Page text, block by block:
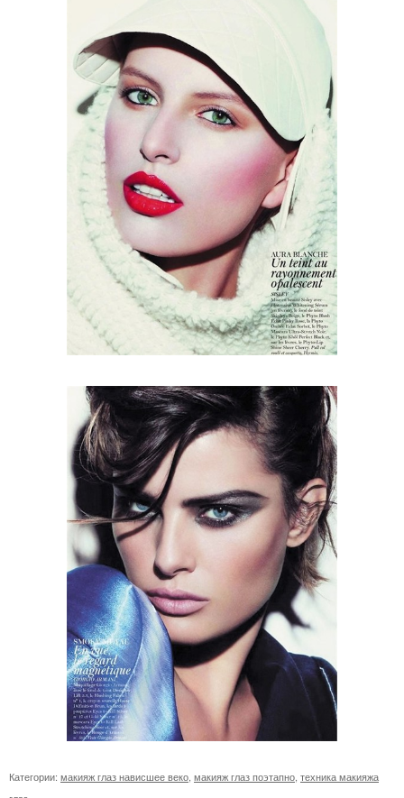
Категории: макияж глаз нависшее веко макияж глаз поэтапно техника макияжа